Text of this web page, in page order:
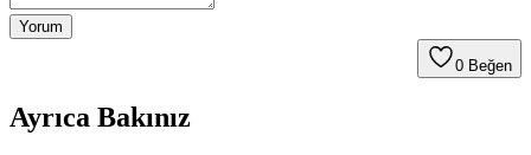
Yorum
0 Beğen
Ayrıca Bakınız